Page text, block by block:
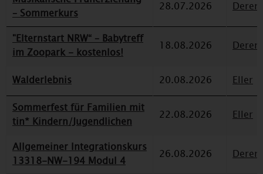
– Sommerkurs
28.07.2026
"Elternstart NRW“ – Babytreff
im Zoopark - kostenlos!
18.08.2026
Walderlebnis 20.08.2026
Eller
Sommerfest für Familien mit
tin* Kindern/Jugendlichen
22.08.2026 Eller
Allgemeiner Integrationskurs
13318-NW-194 Modul 4
26.08.2026